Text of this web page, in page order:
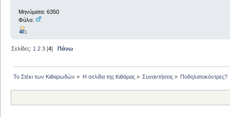
Μηνύματα: 6350
Φύλο:
Σελίδες: 1 2 3 [4] Πάνω
Το Στέκι των Κιθαρωδών » Η σελίδα της Κιθάρας» Συναντήσεις» Ποδηλατοκόντρες?